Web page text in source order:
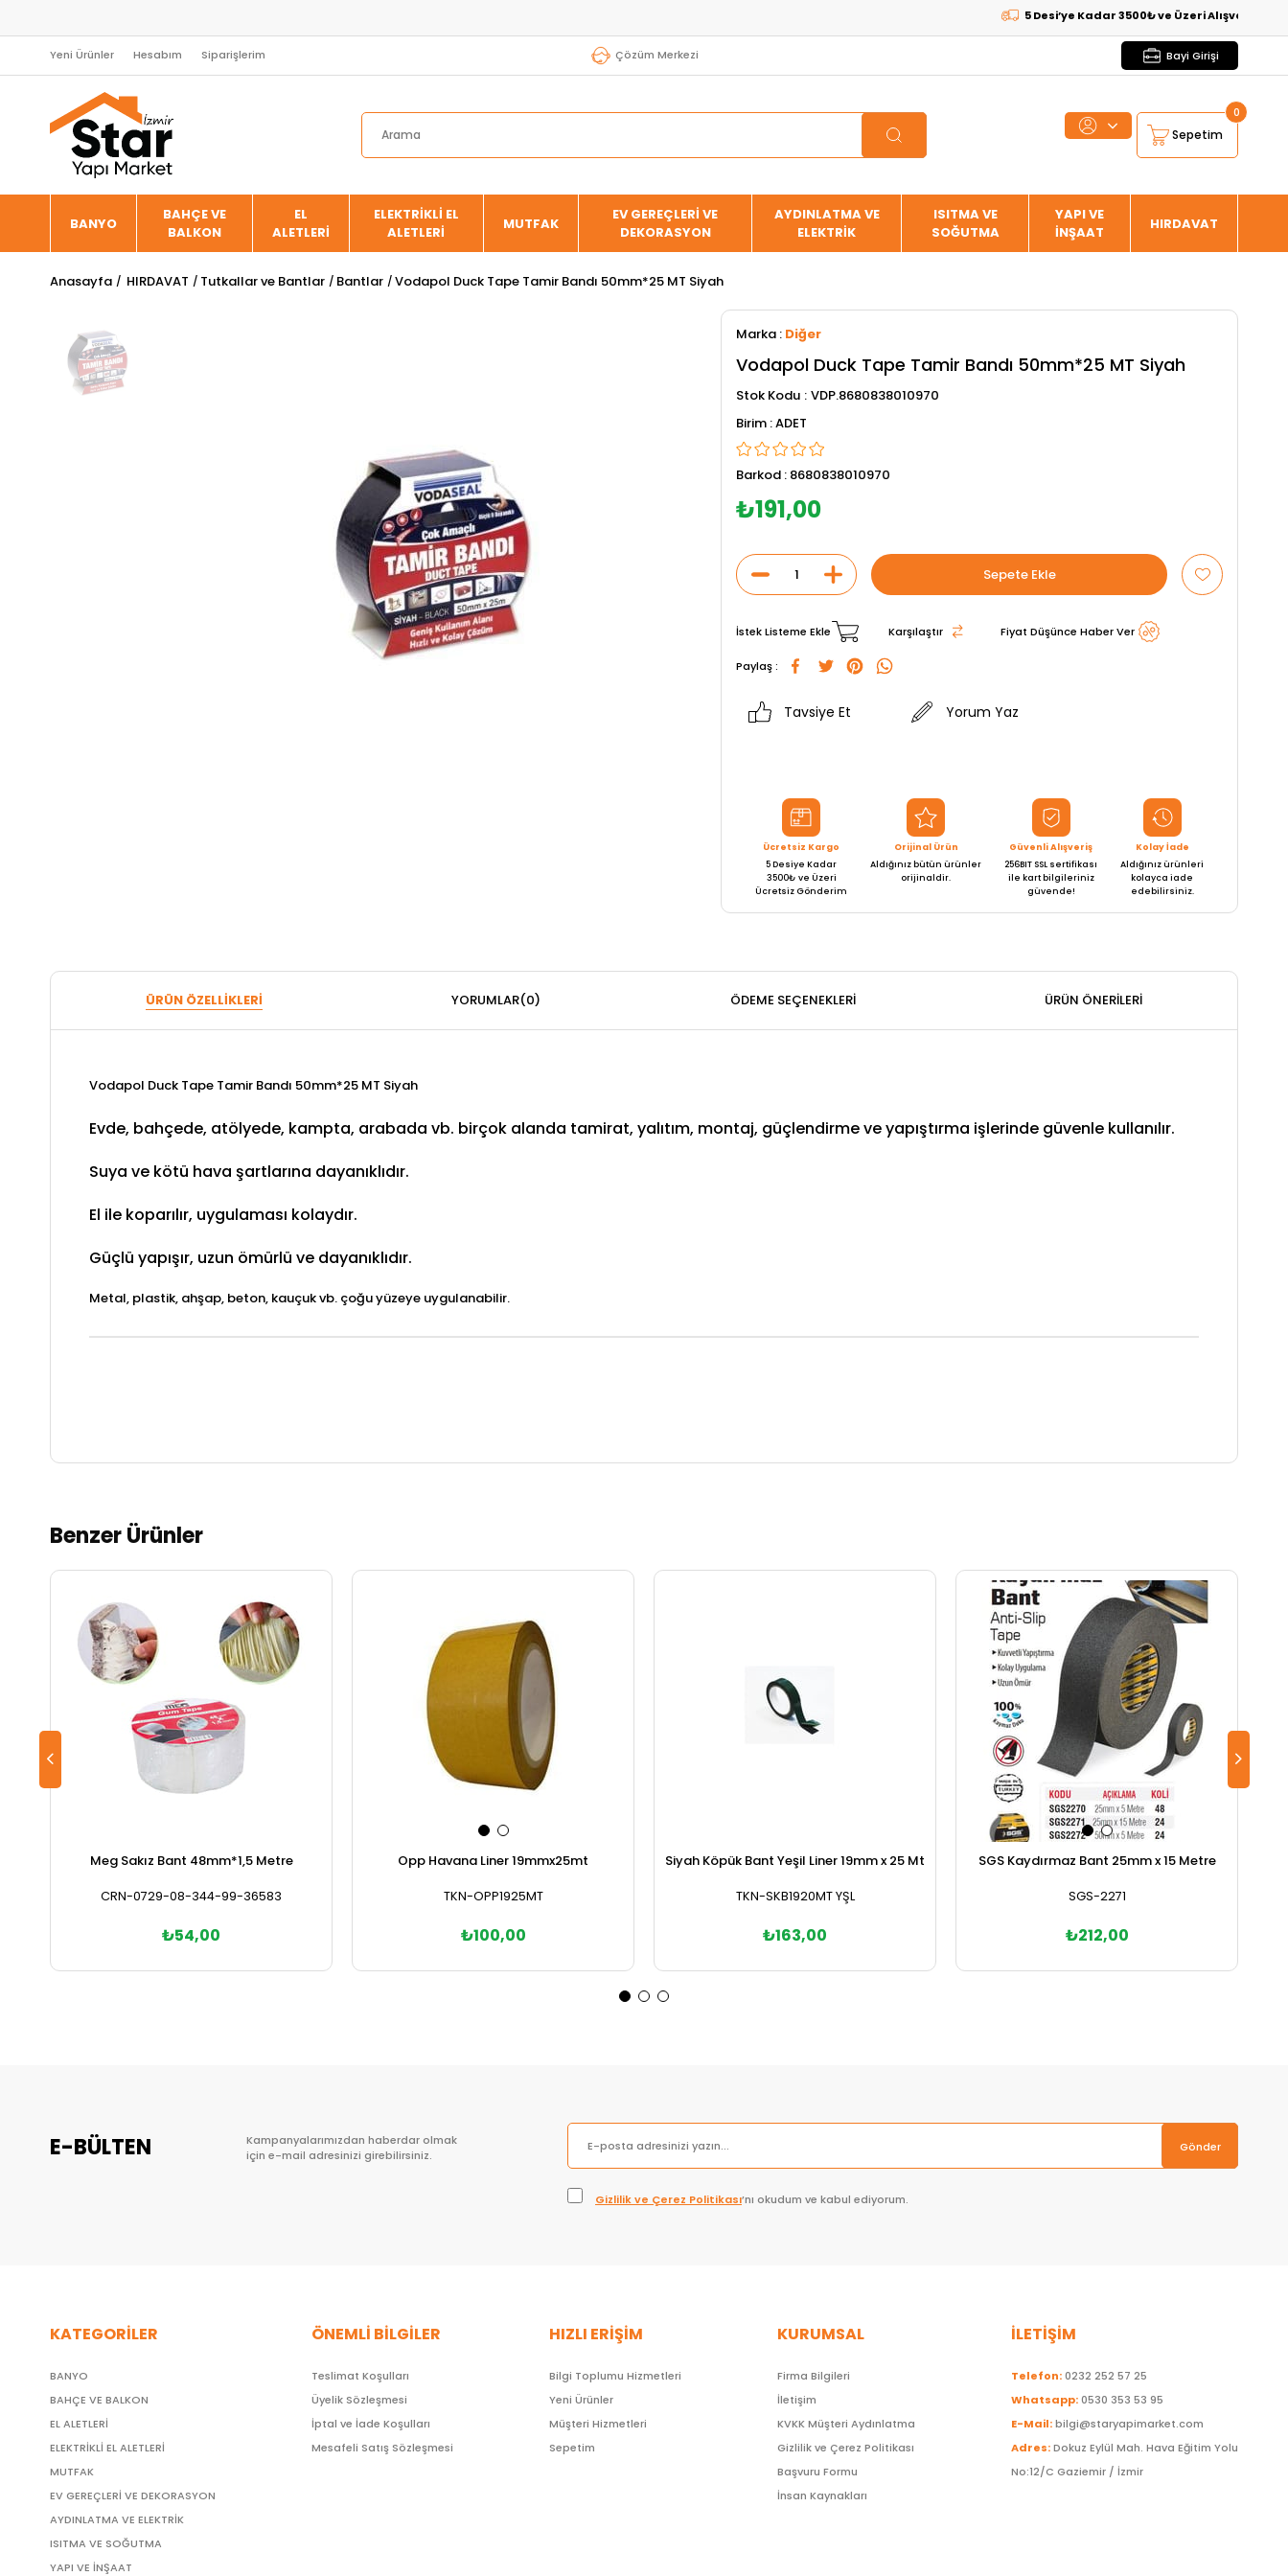
5 Desi’ye Kadar 3500₺ ve Üzeri Alışverişlerde
Yeni Ürünler Hesabım Siparişlerim Çözüm Merkezi Bayi Girişi
Sepetim
0
BANYO
BAHÇE VE
BALKON
EL
ALETLERİ
ELEKTRİKLİ EL
ALETLERİ
MUTFAK
EV GEREÇLERİ VE
DEKORASYON
AYDINLATMA VE
ELEKTRİK
ISITMA VE
SOĞUTMA
YAPI VE
İNŞAAT
HIRDAVAT
Anasayfa HIRDAVAT Tutkallar ve Bantlar Bantlar Vodapol Duck Tape Tamir Bandı 50mm*25 MT Siyah
Marka : Diğer
Vodapol Duck Tape Tamir Bandı 50mm*25 MT Siyah
Stok Kodu VDP.8680838010970
ADET
Barkod : 8680838010970
₺191,00
İstek Listeme Ekle Karşılaştır Fiyat Düşünce Haber Ver
Paylaş :
Tavsiye Et Yorum Yaz
Ücretsiz Kargo
5 Desiye Kadar
3500₺ ve Üzeri
Ücretsiz Gönderim
Orijinal Ürün
Aldığınız bütün ürünler
orijinaldir.
Güvenli Alışveriş
256BIT SSL sertifikası
ile kart bilgileriniz
güvende!
Kolay İade
Aldığınız ürünleri
kolayca iade
edebilirsiniz.
ÜRÜN ÖZELLIKLERI YORUMLAR(0) ÖDEME SEÇENEKLERI ÜRÜN ÖNERILERI
Vodapol Duck Tape Tamir Bandı 50mm*25 MT Siyah
Evde, bahçede, atölyede, kampta, arabada vb. birçok alanda tamirat, yalıtım, montaj, güçlendirme ve yapıştırma işlerinde güvenle kullanılır.
Suya ve kötü hava şartlarına dayanıklıdır.
El ile koparılır, uygulaması kolaydır.
Güçlü yapışır, uzun ömürlü ve dayanıklıdır.
Metal, plastik, ahşap, beton, kauçuk vb. çoğu yüzeye uygulanabilir.
Benzer Ürünler
Meg Sakız Bant 48mm*1,5 Metre
CRN-0729-08-344-99-36583
₺54,00
Opp Havana Liner 19mmx25mt
TKN-OPP1925MT
₺100,00
Siyah Köpük Bant Yeşil Liner 19mm x 25 Mt
TKN-SKB1920MT YŞL
₺163,00
SGS Kaydırmaz Bant 25mm x 15 Metre
SGS-2271
₺212,00
E-BÜLTEN
Kampanyalarımızdan haberdar olmak
için e-mail adresinizi girebilirsiniz.
Gönder
Gizlilik ve Çerez Politikası’nı okudum ve kabul ediyorum.
KATEGORİLER
BANYO
BAHÇE VE BALKON
EL ALETLERİ
ELEKTRİKLİ EL ALETLERİ
MUTFAK
EV GEREÇLERİ VE DEKORASYON
AYDINLATMA VE ELEKTRİK
ISITMA VE SOĞUTMA
YAPI VE İNŞAAT
ÖNEMLİ BİLGİLER
Teslimat Koşulları
Üyelik Sözleşmesi
İptal ve İade Koşulları
Mesafeli Satış Sözleşmesi
HIZLI ERİŞİM
Bilgi Toplumu Hizmetleri
Yeni Ürünler
Müşteri Hizmetleri
Sepetim
KURUMSAL
Firma Bilgileri
İletişim
KVKK Müşteri Aydınlatma
Gizlilik ve Çerez Politikası
Başvuru Formu
İnsan Kaynakları
İLETİŞİM
Telefon:0232 252 57 25
Whatsapp:0530 353 53 95
E-Mail:bilgi@staryapimarket.com
Adres:Dokuz Eylül Mah. Hava Eğitim Yolu
No:12/C Gaziemir / İzmir